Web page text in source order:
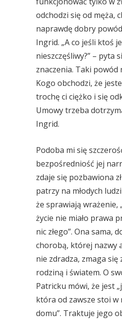
odchodzi się od męża,
naprawdę dobry
Ingrid. „A co jeśli ktoś
nieszczęśliwy?” – pyta
znaczenia. Taki powód
Kogo obchodzi, że
trochę ci ciężko i się
Umowy trzeba
Ingrid.
Podoba mi się
bezpośredniość jej
zdaje się pozbawiona
patrzy na młodych
że sprawiają wrażenie,
życie nie miało prawa
nic złego”. Ona sama,
chorobą, której nazwy
nie zdradza, zmaga się
rodziną i światem. O
Patricku mówi, że jest
która od zawsze stoi w
domu”. Traktuje jego